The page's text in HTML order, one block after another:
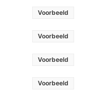
Voorbeeld
Voorbeeld
Voorbeeld
Voorbeeld